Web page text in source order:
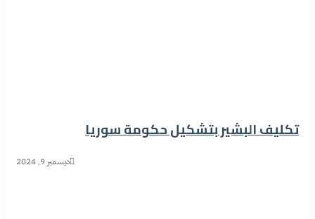
تكليف البشير بتشكيل حكومة سوريا
ديسمبر 9, 2024